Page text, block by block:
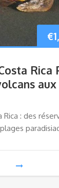
€
Rica
aux
: des